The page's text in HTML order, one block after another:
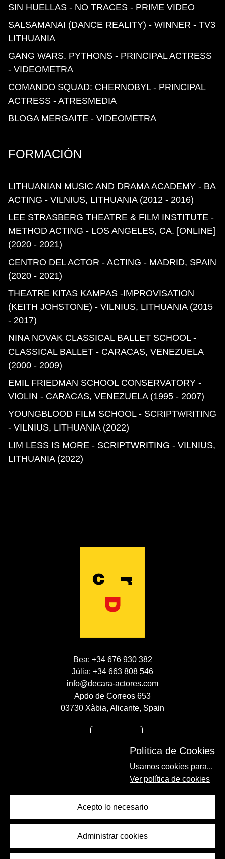
Política de Cookies
Usamos cookies para...
Ver política de cookies
Acepto lo necesario
Administrar cookies
SIN HUELLAS - NO TRACES - PRIME VIDEO
SALSAMANAI (DANCE REALITY) - WINNER - TV3
LITHUANIA
GANG WARS. PYTHONS - PRINCIPAL ACTRESS
- VIDEOMETRA
COMANDO SQUAD: CHERNOBYL - PRINCIPAL
ACTRESS - ATRESMEDIA
BLOGA MERGAITE - VIDEOMETRA
FORMACIÓN
LITHUANIAN MUSIC AND DRAMA ACADEMY - BA
ACTING - VILNIUS, LITHUANIA (2012 - 2016)
LEE STRASBERG THEATRE & FILM INSTITUTE -
METHOD ACTING - LOS ANGELES, CA. [ONLINE]
(2020 - 2021)
CENTRO DEL ACTOR - ACTING - MADRID, SPAIN
(2020 - 2021)
THEATRE KITAS KAMPAS -IMPROVISATION
(KEITH JOHSTONE) - VILNIUS, LITHUANIA (2015
- 2017)
NINA NOVAK CLASSICAL BALLET SCHOOL -
CLASSICAL BALLET - CARACAS, VENEZUELA
(2000 - 2009)
EMIL FRIEDMAN SCHOOL CONSERVATORY -
VIOLIN - CARACAS, VENEZUELA (1995 - 2007)
YOUNGBLOOD FILM SCHOOL - SCRIPTWRITING
- VILNIUS, LITHUANIA (2022)
LIM LESS IS MORE - SCRIPTWRITING - VILNIUS,
LITHUANIA (2022)
Bea: +34 676 930 382
Júlia: +34 663 808 546
info@decara-actores.com
Apdo de Correos 653
03730 Xàbia, Alicante, Spain
AVISO LEGAL
POLÍTICA DE COOKIES